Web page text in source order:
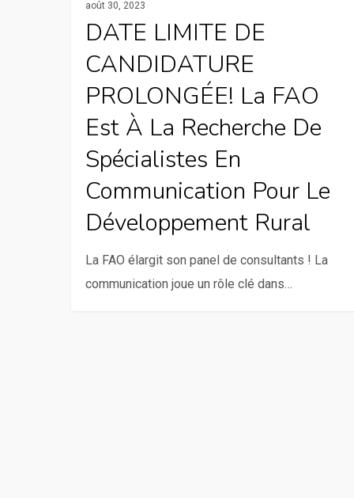
communication
pour
développement
rural
août 30, 2023
DATE LIMITE DE
CANDIDATURE
PROLONGÉE! La FAO
Est À La Recherche De
Spécialistes En
Communication Pour Le
Développement Rural
La FAO élargit son panel de consultants ! La
communication joue un rôle clé dans…